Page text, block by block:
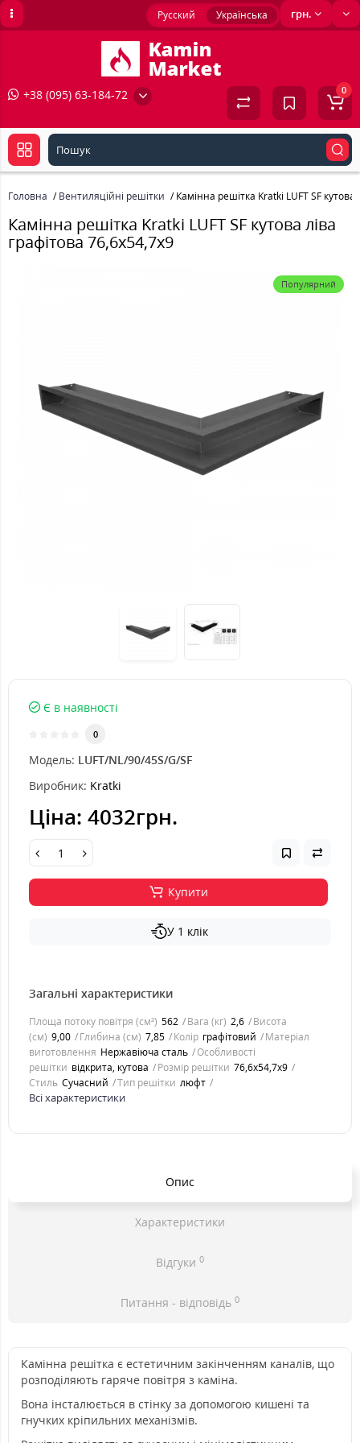
грн.
Русский Українська
+38 (095) 63-184-72 0
Головна Вентиляційні решітки Камінна решітка Kratki LUFT SF кутова
Камінна решітка Kratki LUFT SF кутова ліва
графітова 76,6x54,7x9
Популярний
Є в наявності
0
Модель: LUFT/NL/90/45S/G/SF
Виробник: Kratki
Ціна: 4032грн.
Купити
У 1 клік
Загальні характеристики
Площа потоку повітря (см²) 562 Вага (кг) 2,6
Висота
(см) 9,00 Глибина (см) 7,85 Колір графітовий
Матеріал
виготовлення Нержавіюча сталь
Особливості
решітки відкрита, кутова Розмір решітки 76,6x54,7x9
Стиль Cучасний Тип решітки люфт
Всі характеристики
Опис
Характеристики
Відгуки 0
Питання - відповідь 0
Камінна решітка є естетичним закінченням каналів, що
розподіляють гаряче повітря з каміна.
Вона інсталюється в стінку за допомогою кишені та
гнучких кріпильних механізмів.